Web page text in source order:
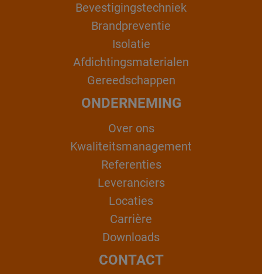
Bevestigingstechniek
Brandpreventie
Isolatie
Afdichtingsmaterialen
Gereedschappen
ONDERNEMING
Over ons
Kwaliteitsmanagement
Referenties
Leveranciers
Locaties
Carrière
Downloads
CONTACT